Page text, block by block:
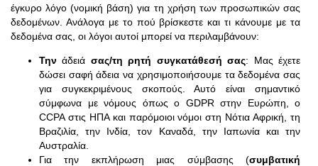
έγκυρο λόγο (νομική βάση) για τη χρήση των προσωπικών σας
δεδομένων. Ανάλογα με το πού βρίσκεστε και τι κάνουμε με τα
δεδομένα σας, οι λόγοι αυτοί μπορεί να περιλαμβάνουν:
Τηνάδειά σας/τη ρητή συγκατάθεσή σας: Μας έχετε
δώσει σαφή άδεια να χρησιμοποιήσουμε τα δεδομένα σας
για συγκεκριμένους σκοπούς. Αυτό είναι σημαντικό
σύμφωνα με νόμους όπως ο GDPR στην Ευρώπη, ο
CCPA στις ΗΠΑ και παρόμοιοι νόμοι στη Νότια Αφρική, τη
Βραζιλία, την Ινδία, τον Καναδά, την Ιαπωνία και την
Αυστραλία.
Για την εκπλήρωση μιας σύμβασης (συμβατική